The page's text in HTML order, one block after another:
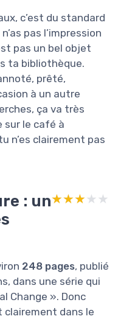
c’est du standard
pas l’impression
pas un bel objet
ta bibliothèque.
prêté,
à un autre
ça va très
sur le café à
n’es clairement pas
: un★★★★★
★★★★★
248 pages, publié
dans une série qui
Change ». Donc
clairement dans le